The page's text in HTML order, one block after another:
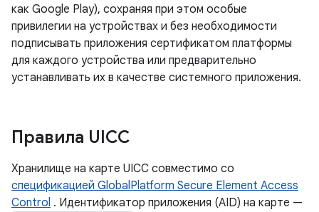
как Google Play), сохраняя при этом особые
привилегии на устройствах и без необходимости
подписывать приложения сертификатом платформы
для каждого устройства или предварительно
устанавливать их в качестве системного приложения.
Правила UICC
Хранилище на карте UICC совместимо со
спецификацией GlobalPlatform Secure Element Access
Control . Идентификатор приложения (AID) на карте —